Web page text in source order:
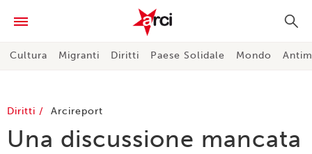
Cultura Migranti Diritti Paese Solidale Mondo
Diritti Arcireport
Una discussione mancata